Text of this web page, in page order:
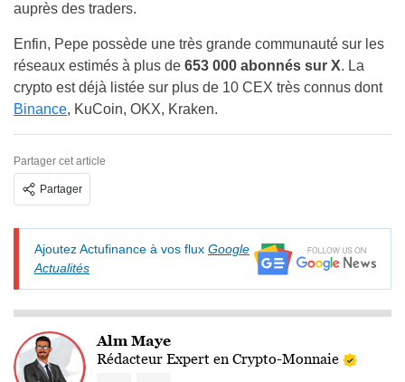
auprès des traders.
Enfin, Pepe possède une très grande communauté sur les
réseaux estimés à plus de 653 000 abonnés sur X. La
crypto est déjà listée sur plus de 10 CEX très connus dont
Binance, KuCoin, OKX, Kraken.
Partager cet article
Partager
Ajoutez Actufinance à vos flux Google
Actualités
Alm Maye
Rédacteur Expert en Crypto-Monnaie